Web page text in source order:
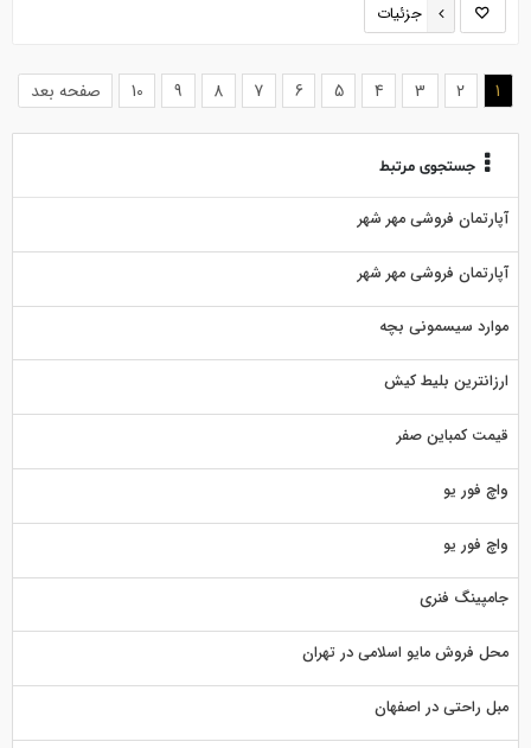
جزئیات
1
(current)
2
3
4
5
6
7
8
9
10 صفحه بعد
جستجوی مرتبط
آپارتمان فروشی مهر شهر
آپارتمان فروشی مهر شهر
موارد سیسمونی بچه
ارزانترین بلیط کیش
قیمت کمباین صفر
واچ فور یو
واچ فور یو
جامپینگ فنری
محل فروش مایو اسلامی در تهران
مبل راحتی در اصفهان